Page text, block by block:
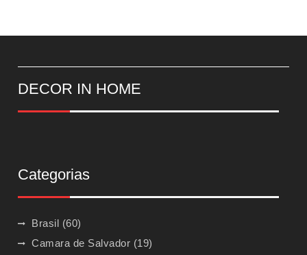
DECOR IN HOME
Categorias
Brasil (60)
Camara de Salvador (19)